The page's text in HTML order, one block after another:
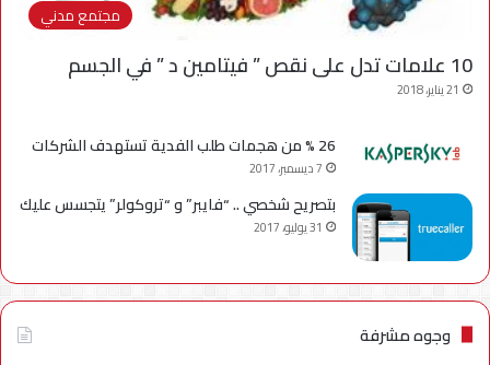
مجتمع مدني
10 علامات تدل على نقص ” فيتامين د ” في الجسم
21 يناير، 2018
26 % من هجمات طلب الفدية تستهدف الشركات
7 ديسمبر، 2017
بتصريح شخصي .. “فايبر” و “تروكولر” يتجسس عليك
31 يوليو، 2017
وجوه مشرفة